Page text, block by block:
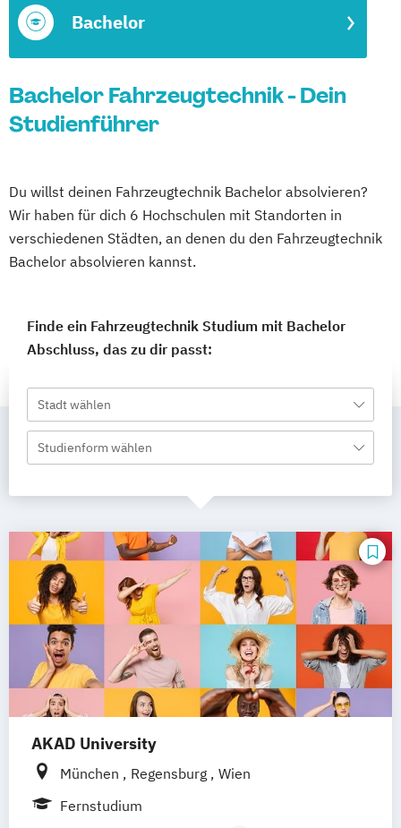
Bachelor
Bachelor Fahrzeugtechnik - Dein
Studienführer
Du willst deinen Fahrzeugtechnik Bachelor absolvieren?
Wir haben für dich 6 Hochschulen mit Standorten in
verschiedenen Städten, an denen du den Fahrzeugtechnik
Bachelor absolvieren kannst.
Finde ein Fahrzeugtechnik Studium mit Bachelor
Abschluss, das zu dir passt:
Stadt wählen
Studienform wählen
AKAD University
München Regensburg
Wien
Fernstudium